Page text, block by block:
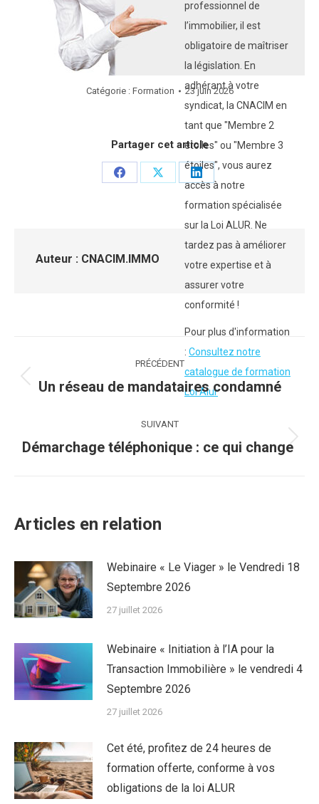
professionnel de
l’immobilier, il est
obligatoire de maîtriser
la législation. En
adhérant à votre
syndicat, la CNACIM en
tant que "Membre 2
étoiles" ou "Membre 3
étoiles", vous aurez
accès à notre
formation spécialisée
sur la Loi ALUR. Ne
tardez pas à améliorer
votre expertise et à
assurer votre
conformité !
Pour plus d'information
: Consultez notre
catalogue de formation
Loi Alur
Catégorie : Formation 23 juin 2026
Partager cet article
PartagerPartagerPartager
sur
LinkedIn
Auteur : CNACIM.IMMO
article
PRÉCÉDENT
Article
:
Un réseau de mandataires condamné
SUIVANT
Article
Démarchage téléphonique : ce qui change
Articles en relation
Webinaire « Le Viager » le Vendredi 18
Septembre 2026
27 juillet 2026
Webinaire « Initiation à l’IA pour la
Transaction Immobilière » le vendredi 4
Septembre 2026
27 juillet 2026
Cet été, profitez de 24 heures de
formation offerte, conforme à vos
obligations de la loi ALUR